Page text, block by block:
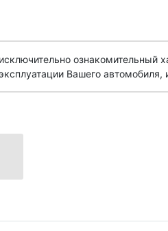
ознакомительный
Вашего автомобиля,